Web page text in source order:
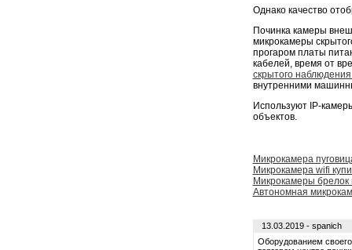
Однако качество
Починка камеры
микрокамеры
прогаром платы
кабелей, время от
скрытого
внутренними
Используют IP-
объектов.
Микрокамера
Микрокамера wifi
Микрокамеры
Автономная
13.03.2019 - spanich
Оборудованием